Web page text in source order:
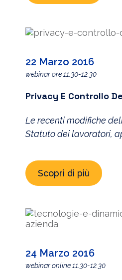
anche in risposta alle
fenomeni di Data
[…]
22 Marzo 2016
webinar ore 11.30-12.30
Privacy E Controllo
Le recenti modifiche
Statuto dei lavoratori,
normativa alla
aziende. Byod, cloud,
riconoscimento
le imprese competitive,
essere dissociati da una
Scopri di più
24 Marzo 2016
webinar online 11.30-12.30